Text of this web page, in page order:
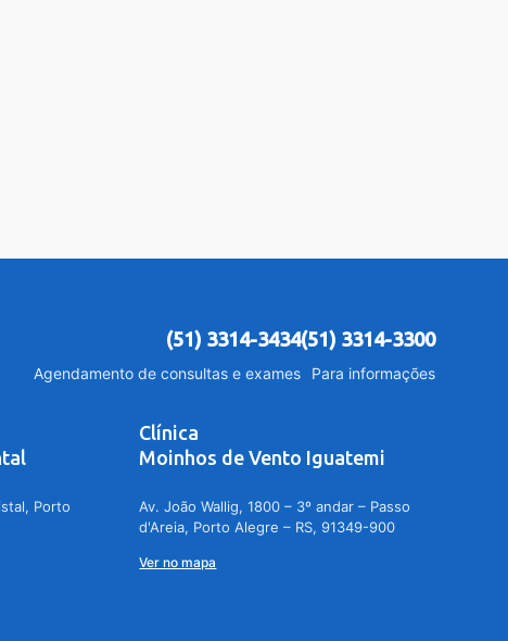
(51) 3314-3434
Agendamento de consultas e exames
(51) 3314-3300
Para informações
Porto
Clínica
Moinhos de Vento Iguatemi
Av. João Wallig, 1800 – 3º andar – Passo
d'Areia, Porto Alegre – RS, 91349-900
Ver no mapa